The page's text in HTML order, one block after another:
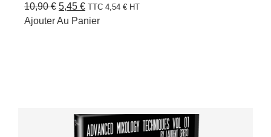
10,90€ 5,45 € TTC 4,54 € HT
Ajouter Au Panier